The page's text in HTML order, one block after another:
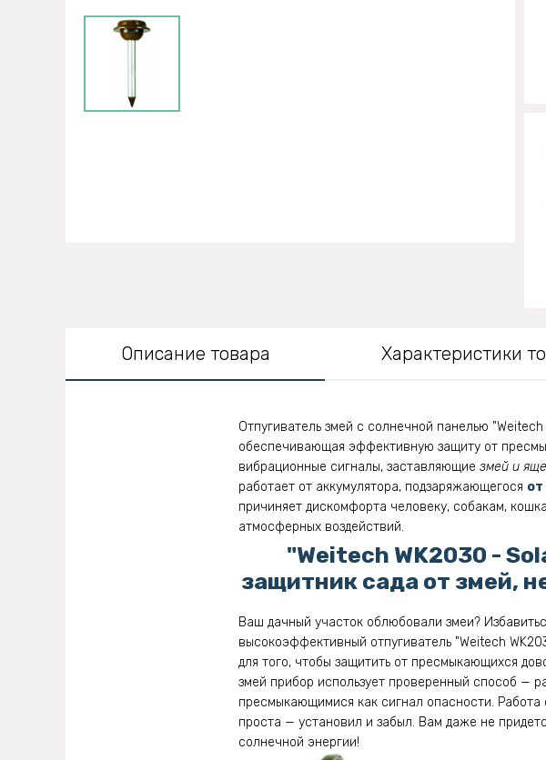
Описание товара Характеристики
Отпугиватель змей с солнечной панелью
обеспечивающая эффективную защиту от
вибрационные сигналы, заставляющие змей и
работает от аккумулятора, подзаряжающегося
причиняет дискомфорта человеку, собакам,
атмосферных воздействий.
"Weitech WK2030 -
защитник сада от змей,
Ваш дачный участок облюбовали змеи?
высокоэффективный отпугиватель "Weitech
для того, чтобы защитить от пресмыкающихся
змей прибор использует проверенный способ —
пресмыкающимися как сигнал опасности.
проста — установил и забыл. Вам даже не
солнечной энергии!